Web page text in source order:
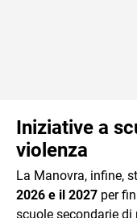
Iniziative a
violenza
La Manovra, infine,
2026 e il 2027 per
scuole secondarie